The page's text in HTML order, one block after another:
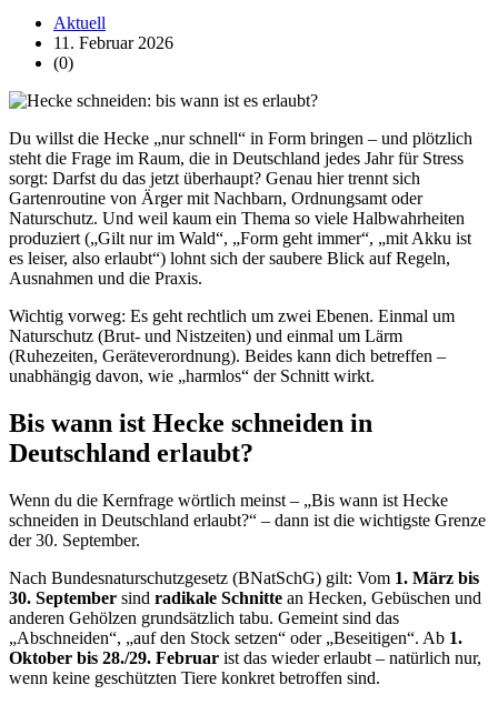
Aktuell
11. Februar 2026
(0)
Du willst die Hecke „nur schnell“ in Form bringen – und plötzlich
steht die Frage im Raum, die in Deutschland jedes Jahr für Stress
sorgt: Darfst du das jetzt überhaupt? Genau hier trennt sich
Gartenroutine von Ärger mit Nachbarn, Ordnungsamt oder
Naturschutz. Und weil kaum ein Thema so viele Halbwahrheiten
produziert („Gilt nur im Wald“, „Form geht immer“, „mit Akku ist
es leiser, also erlaubt“) lohnt sich der saubere Blick auf Regeln,
Ausnahmen und die Praxis.
Wichtig vorweg: Es geht rechtlich um zwei Ebenen. Einmal um
Naturschutz (Brut- und Nistzeiten) und einmal um Lärm
(Ruhezeiten, Geräteverordnung). Beides kann dich betreffen –
unabhängig davon, wie „harmlos“ der Schnitt wirkt.
Bis wann ist Hecke schneiden in
Deutschland erlaubt?
Wenn du die Kernfrage wörtlich meinst – „Bis wann ist Hecke
schneiden in Deutschland erlaubt?“ – dann ist die wichtigste Grenze
der 30. September.
Nach Bundesnaturschutzgesetz (BNatSchG) gilt: Vom 1. März bis
30. September sind radikale Schnitte an Hecken, Gebüschen und
anderen Gehölzen grundsätzlich tabu. Gemeint sind das
„Abschneiden“, „auf den Stock setzen“ oder „Beseitigen“. Ab 1.
Oktober bis 28./29. Februar ist das wieder erlaubt – natürlich nur,
wenn keine geschützten Tiere konkret betroffen sind.